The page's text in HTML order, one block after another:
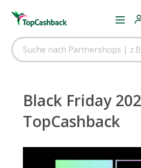
Black Friday
TopCashback